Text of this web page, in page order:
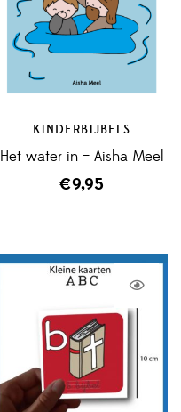
KINDERBIJBELS
Het water in – Aisha Meel
€9,95